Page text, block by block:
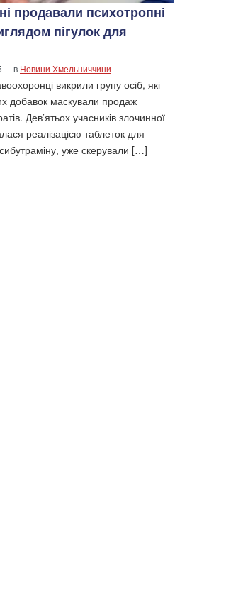
продавали психотропні
пігулок для
в Новини Хмельниччини
викрили групу осіб, які
добавок маскували продаж
Дев’ятьох учасників злочинної
реалізацією таблеток для
уже скерували […]